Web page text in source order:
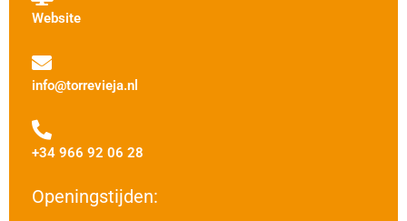
Website
info@torrevieja.nl
+34 966 92 06 28
Openingstijden: